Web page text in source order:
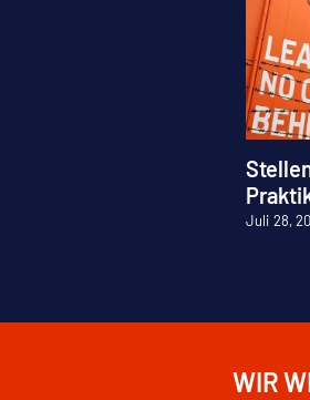
Juli 28,
WIR